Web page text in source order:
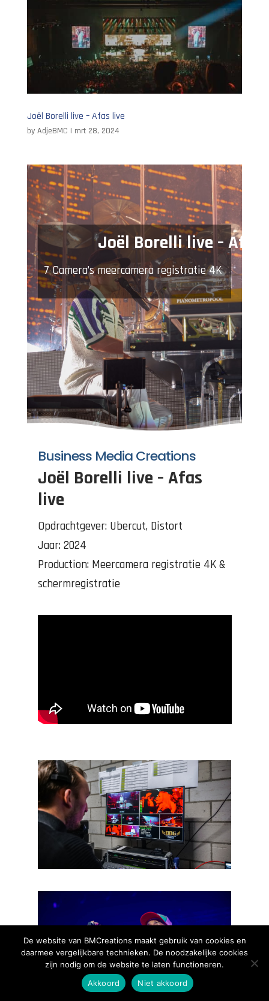
Joël Borelli live – Afas live
by AdjeBMC | mrt 28, 2024
Joël Borelli live – Afas
7 Camera’smeercamera registratie 4K
Business Media Creations
Joël Borelli live – Afas
live
Opdrachtgever: Ubercut, Distort
Jaar: 2024
Production: Meercamera registratie 4K &
schermregistratie
De website van BMCreations maakt gebruik van cookies en
daarmee vergelijkbare technieken. De noodzakelijke cookies
zijn nodig om de website te laten functioneren.
Akkoord
Niet akkoord